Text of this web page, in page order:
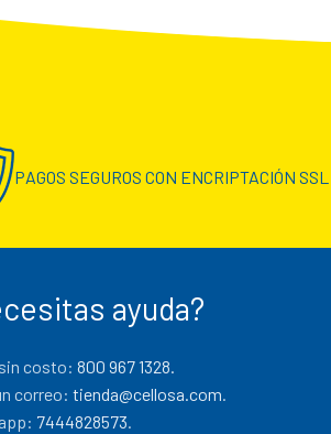
PAGOS SEGUROS CON ENCRIPTACIÓN SSL
ayuda?
costo:800 967 1328.
correo:tienda@cellosa.com.
7444828573.